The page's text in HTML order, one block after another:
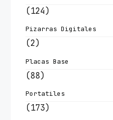
(124)
Pizarras Digitales
(2)
Placas Base
(88)
Portatiles
(173)